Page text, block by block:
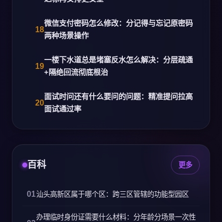
微信支付密码怎么修改：分记得与忘记原密码
两种场景操作
一楼下水道总是堵塞反水怎么解决：分层疏通
+隔绝回流彻底根治
面试时问还有什么要问的问题：精准提问拉高
面试通过率
百科 更多
汕头高新区属于哪个区：跨三区管辖的功能型园区
办理临时身份证需要什么材料：分年龄分场景一次性